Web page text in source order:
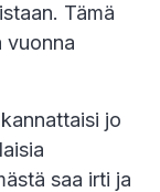
Tämä
vuonna
jo
saa irti ja